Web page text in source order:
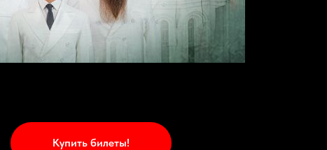
Купить билеты!